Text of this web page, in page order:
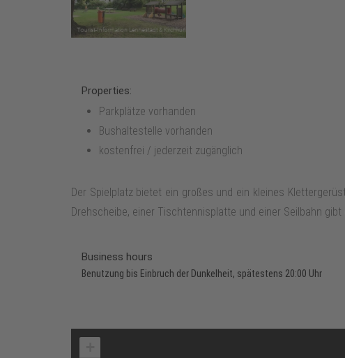
Properties:
Parkplätze vorhanden
Bushaltestelle vorhanden
kostenfrei / jederzeit zugänglich
Der Spielplatz bietet ein großes und ein kleines
Drehscheibe, einer Tischtennisplatte und einer Seilbahn
Business hours
Benutzung bis Einbruch der Dunkelheit, spätestens 20:00 Uhr